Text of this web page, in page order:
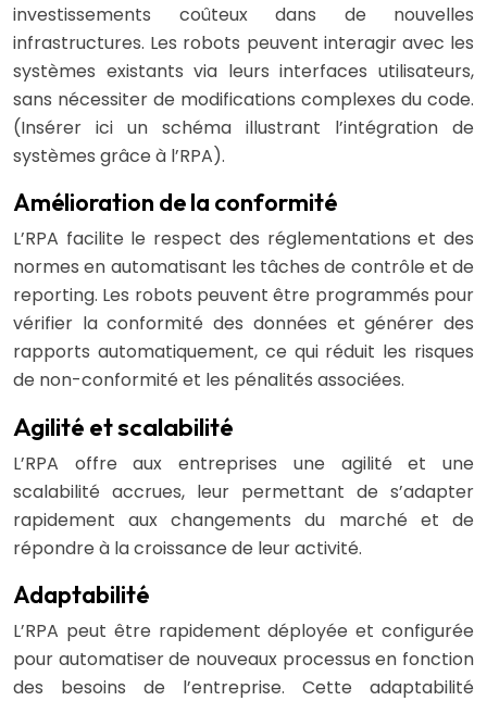
investissements coûteux dans de nouvelles
infrastructures. Les robots peuvent interagir avec les
systèmes existants via leurs interfaces utilisateurs,
sans nécessiter de modifications complexes du code.
(Insérer ici un schéma illustrant l’intégration de
systèmes grâce à l’RPA).
Amélioration de la conformité
L’RPA facilite le respect des réglementations et des
normes en automatisant les tâches de contrôle et de
reporting. Les robots peuvent être programmés pour
vérifier la conformité des données et générer des
rapports automatiquement, ce qui réduit les risques
de non-conformité et les pénalités associées.
Agilité et scalabilité
L’RPA offre aux entreprises une agilité et une
scalabilité accrues, leur permettant de s’adapter
rapidement aux changements du marché et de
répondre à la croissance de leur activité.
Adaptabilité
L’RPA peut être rapidement déployée et configurée
pour automatiser de nouveaux processus en fonction
des besoins de l’entreprise. Cette adaptabilité